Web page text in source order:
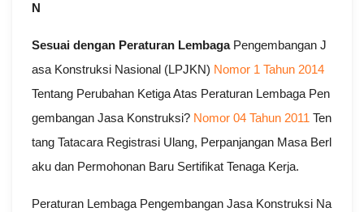
N
Sesuai dengan Peraturan LembagaPengembangan J
asa Konstruksi Nasional (LPJKN) Nomor 1 Tahun 2014
Tentang Perubahan Ketiga Atas Peraturan Lembaga Pen
gembangan Jasa Konstruksi? Nomor 04 Tahun 2011 Ten
tang Tatacara Registrasi Ulang, Perpanjangan Masa Berl
aku dan Permohonan Baru Sertifikat Tenaga Kerja.
Peraturan Lembaga Pengembangan Jasa Konstruksi Na